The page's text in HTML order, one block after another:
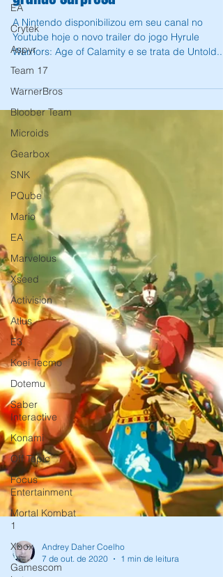
EA
Crytek
Aspyr
Team 17
WarnerBros
Bloober Team
Microids
Gearbox
SNK
PQube
Mario
EA
Marvelous
Xseed
Activision
Atlus
E3
Koei Tecmo
Dotemu
Saber
Interactive
Konami
Off Topic
Focus
Entertainment
Mortal Kombat
1
Xbox
Gamescom
Novo trailer de Hyrule Warriors: Age
of Calamity pode ter revelado uma
grande surpresa
A Nintendo disponibilizou em seu canal no
Youtube hoje o novo trailer do jogo Hyrule
Warriors: Age of Calamity e se trata de Untold...